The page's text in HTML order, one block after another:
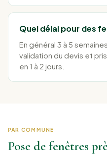
Quel délai pour des
En général 3 à 5
validation du devis et
en 1 à 2 jours.
PAR COMMUNE
Pose de fenêtres